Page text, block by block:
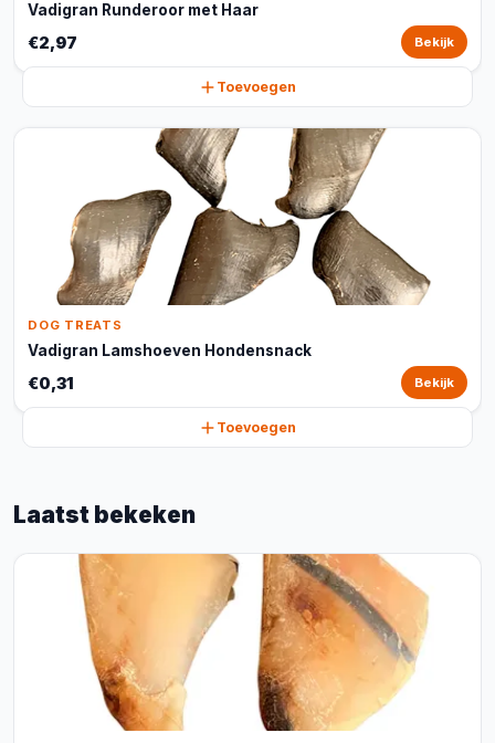
Vadigran Runderoor met Haar
€2,97 Bekijk
Toevoegen
DOG TREATS
Vadigran Lamshoeven Hondensnack
€0,31 Bekijk
Toevoegen
Laatst bekeken